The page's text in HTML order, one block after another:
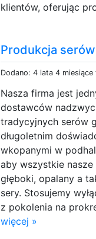
klientów, oferując
Produkcja
Dodano: 4 lata 4 miesiące
Nasza firma jest
dostawców
tradycyjnych serów
długoletnim
wkopanymi w
aby wszystkie nasze
głęboki, opalany a
sery. Stosujemy
z pokolenia na
więcej »